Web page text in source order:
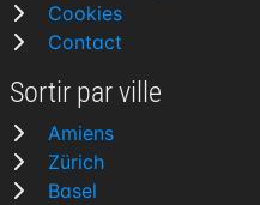
Cookies
Contact
Sortir par ville
Amiens
Zürich
Basel